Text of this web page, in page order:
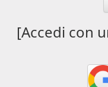
[Accedi con